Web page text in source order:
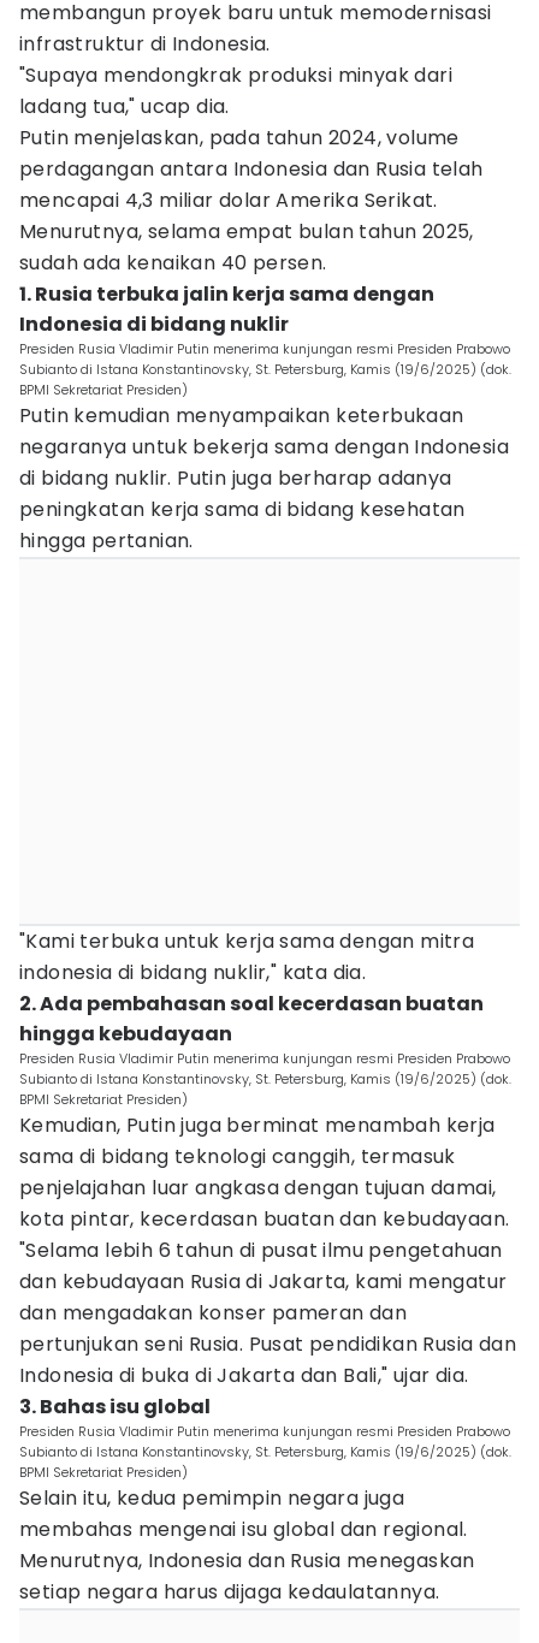
membangun proyek baru untuk memodernisasi
infrastruktur di Indonesia.
"Supaya mendongkrak produksi minyak dari
ladang tua," ucap dia.
Putin menjelaskan, pada tahun 2024, volume
perdagangan antara Indonesia dan Rusia telah
mencapai 4,3 miliar dolar Amerika Serikat.
Menurutnya, selama empat bulan tahun 2025,
sudah ada kenaikan 40 persen.
1. Rusia terbuka jalin kerja sama dengan
Indonesia di bidang nuklir
Presiden Rusia Vladimir Putin menerima kunjungan resmi Presiden Prabowo
Subianto di Istana Konstantinovsky, St. Petersburg, Kamis (19/6/2025) (dok.
BPMI Sekretariat Presiden)
Putin kemudian menyampaikan keterbukaan
negaranya untuk bekerja sama dengan Indonesia
di bidang nuklir. Putin juga berharap adanya
peningkatan kerja sama di bidang kesehatan
hingga pertanian.
"Kami terbuka untuk kerja sama dengan mitra
indonesia di bidang nuklir," kata dia.
2. Ada pembahasan soal kecerdasan buatan
hingga kebudayaan
Presiden Rusia Vladimir Putin menerima kunjungan resmi Presiden Prabowo
Subianto di Istana Konstantinovsky, St. Petersburg, Kamis (19/6/2025) (dok.
BPMI Sekretariat Presiden)
Kemudian, Putin juga berminat menambah kerja
sama di bidang teknologi canggih, termasuk
penjelajahan luar angkasa dengan tujuan damai,
kota pintar, kecerdasan buatan dan kebudayaan.
"Selama lebih 6 tahun di pusat ilmu pengetahuan
dan kebudayaan Rusia di Jakarta, kami mengatur
dan mengadakan konser pameran dan
pertunjukan seni Rusia. Pusat pendidikan Rusia dan
Indonesia di buka di Jakarta dan Bali," ujar dia.
3. Bahas isu global
Presiden Rusia Vladimir Putin menerima kunjungan resmi Presiden Prabowo
Subianto di Istana Konstantinovsky, St. Petersburg, Kamis (19/6/2025) (dok.
BPMI Sekretariat Presiden)
Selain itu, kedua pemimpin negara juga
membahas mengenai isu global dan regional.
Menurutnya, Indonesia dan Rusia menegaskan
setiap negara harus dijaga kedaulatannya.